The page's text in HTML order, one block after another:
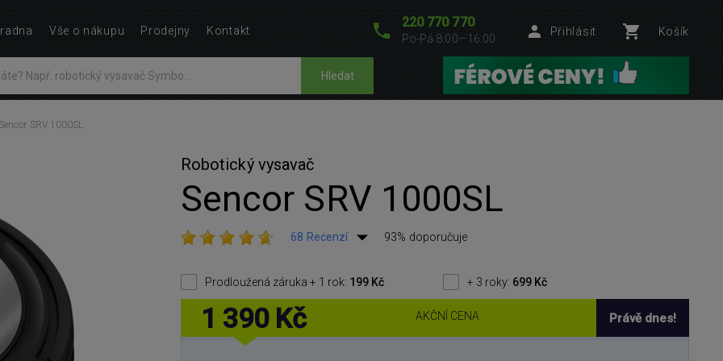
220 770 770
Po-Pá 8:00—16:00
Přihlásit Košík
Hledat
Sencor SRV 1000SL
Robotický vysavač
Sencor SRV 1000SL
68 Recenzí 93% doporučuje
Prodloužená záruka + 1 rok: 199 Kč + 3 roky: 699 Kč
1 390 Kč AKČNÍ CENA Právě dnes!
Vše o nákupu Prodejny Kontakt